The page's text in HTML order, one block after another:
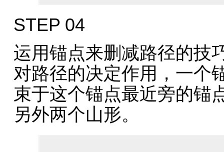
STEP 04
运用锚点来删减路径的技
对路径的决定作用，一个
束于这个锚点最近旁的锚
另外两个山形。